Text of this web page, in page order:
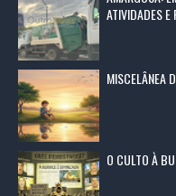
ATIVIDADES E
MISCELÂNEA
O CULTO À